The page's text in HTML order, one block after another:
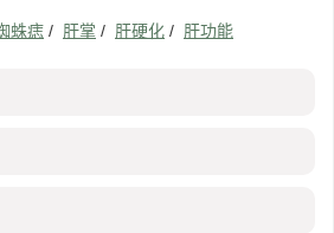
蛛痣 / 肝掌 / 肝硬化 / 肝功能